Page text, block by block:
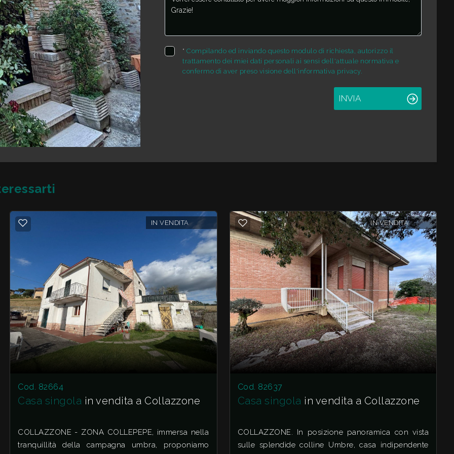
*Compilando ed inviando questo modulo di richiesta, autorizzo il
trattamento dei miei dati personali ai sensi dell'attuale normativa e
confermo di aver preso visione dell'informativa privacy.
INVIA
IN VENDITA
Cod. 82664
Casa singola in vendita a Collazzone
COLLAZZONE - ZONA COLLEPEPE, immersa nella
tranquillità della campagna umbra, proponiamo
IN VENDITA
Cod. 82637
Casa singola in vendita a Collazzone
COLLAZZONE. In posizione panoramica con vista
sulle splendide colline Umbre, casa indipendente